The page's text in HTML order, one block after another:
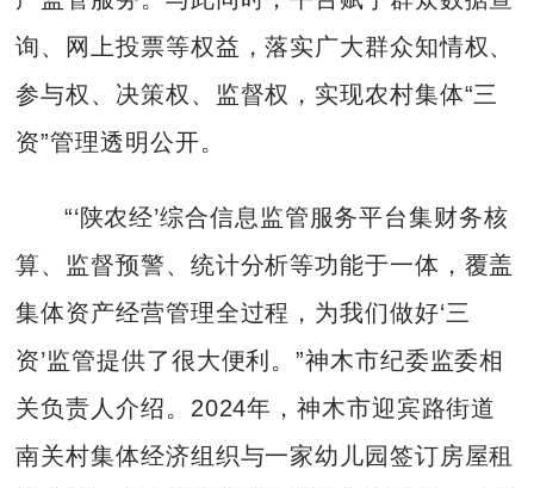
询、网上投票等权益，落实广大群众知情权、
参与权、决策权、监督权，实现农村集体“三
资”管理透明公开。
“‘陕农经’综合信息监管服务平台集财务核
算、监督预警、统计分析等功能于一体，覆盖
集体资产经营管理全过程，为我们做好‘三
资’监管提供了很大便利。”神木市纪委监委相
关负责人介绍。2024年，神木市迎宾路街道
南关村集体经济组织与一家幼儿园签订房屋租